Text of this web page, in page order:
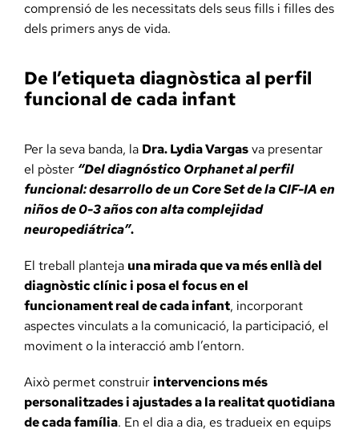
comprensió de les necessitats dels seus fills i filles des
dels primers anys de vida.
De l’etiqueta diagnòstica al perfil
funcional de cada infant
Per la seva banda, la Dra. Lydia Vargasva presentar
el pòster “Del diagnóstico Orphanet al perfil
funcional: desarrollo de un Core Set de la CIF-IA en
niños de 0-3 años con alta complejidad
neuropediátrica”.
El treball planteja una mirada que va més enllà del
diagnòstic clínic i posa el focus en el
funcionament real de cada infant, incorporant
aspectes vinculats a la comunicació, la participació, el
moviment o la interacció amb l’entorn.
Això permet construir intervencions més
personalitzades i ajustades a la realitat quotidiana
de cada família. En el dia a dia, es tradueix en equips